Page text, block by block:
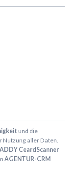
und die
Nutzung aller Daten.
CeardScanner
AGENTUR-CRM